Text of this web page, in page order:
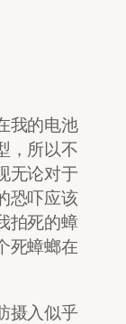
我的电池
，所以不
无论对于
恐吓应该
拍死的蟑
死蟑螂在
摄入似乎